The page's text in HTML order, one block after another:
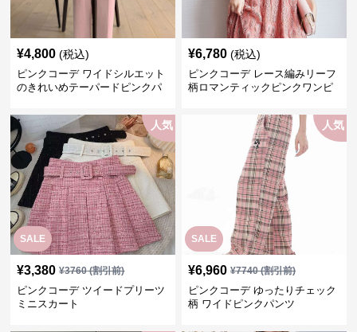
¥4,800 (税込)
ピンクコーデ ワイドシルエット
のきれいめテーパードピンクパ
¥6,780 (税込)
ピンクコーデ レース編みリーフ
柄ロマンティックピンクワンピ
SALE
人気
¥3,380 ¥3760(割引前)
ピンクコーデ ツイードプリーツ
ミニスカート
SALE
人気
¥6,960 ¥7740(割引前)
ピンクコーデ ゆったりチェック
柄 ワイドピンクパンツ